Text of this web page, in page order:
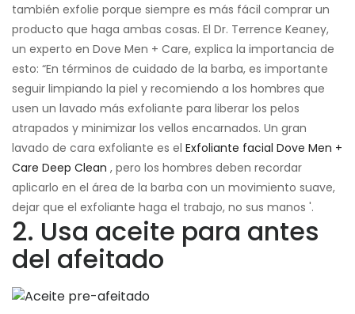
también exfolie porque siempre es más fácil comprar un
producto que haga ambas cosas. El Dr. Terrence Keaney,
un experto en Dove Men + Care, explica la importancia de
esto: “En términos de cuidado de la barba, es importante
seguir limpiando la piel y recomiendo a los hombres que
usen un lavado más exfoliante para liberar los pelos
atrapados y minimizar los vellos encarnados. Un gran
lavado de cara exfoliante es el Exfoliante facial Dove Men +
Care Deep Clean , pero los hombres deben recordar
aplicarlo en el área de la barba con un movimiento suave,
dejar que el exfoliante haga el trabajo, no sus manos '.
2. Usa aceite para antes
del afeitado